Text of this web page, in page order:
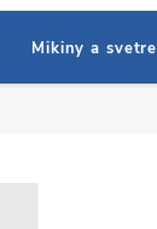
Mikiny a svetre